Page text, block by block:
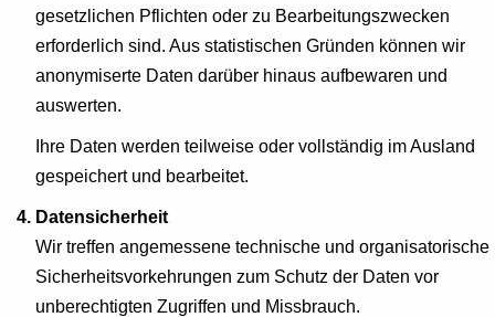
gesetzlichen Pflichten oder zu Bearbeitungszwecken
erforderlich sind. Aus statistischen Gründen können wir
anonymiserte Daten darüber hinaus aufbewaren und
auswerten.
Ihre Daten werden teilweise oder vollständig im Ausland
gespeichert und bearbeitet.
4. Datensicherheit
Wir treffen angemessene technische und organisatorische
Sicherheitsvorkehrungen zum Schutz der Daten vor
unberechtigten Zugriffen und Missbrauch.